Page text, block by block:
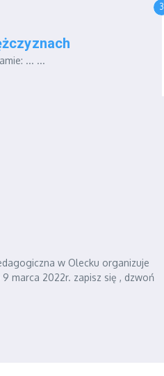
... ...
w Olecku organizuje
marca 2022r. zapisz się , dzwoń
3